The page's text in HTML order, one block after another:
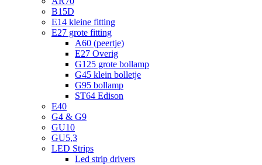
B15D
E14 kleine fitting
E27 grote fitting
A60 (peertje)
E27 Overig
G125 grote bollamp
G45 klein bolletje
G95 bollamp
ST64 Edison
E40
G4 & G9
GU10
GU5,3
LED Strips
Led strip drivers